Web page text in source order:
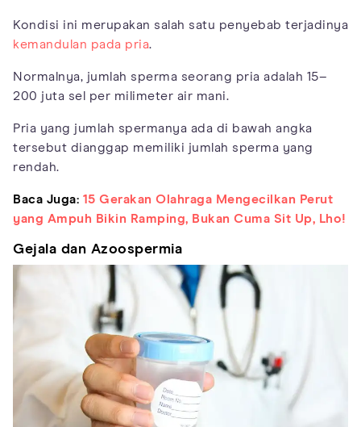
Kondisi ini merupakan salah satu penyebab terjadinya
kemandulan pada pria.
Normalnya, jumlah sperma seorang pria adalah 15–
200 juta sel per milimeter air mani.
Pria yang jumlah spermanya ada di bawah angka
tersebut dianggap memiliki jumlah sperma yang
rendah.
Baca Juga: 15 Gerakan Olahraga Mengecilkan Perut
yang Ampuh Bikin Ramping, Bukan Cuma Sit Up, Lho!
Gejala dan Azoospermia